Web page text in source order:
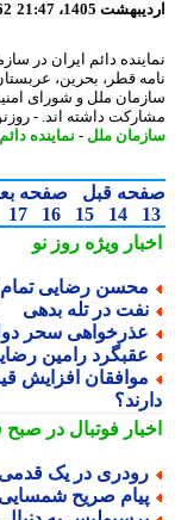
1405، 21:47
دائم ایران در
قطر، بحرین، عربستان،
ملل و شورای امنیت،
داشته اند. - روزنو :
ملل -نماینده دائم
قبل صفحه بعد
14
15
16
17
18
ویژهروز نو
رضایی تمام
در تله بدهی
سحر
رامین
افزایش
فوتبال در صبح
در یک قدمی
صریح شمسایی به